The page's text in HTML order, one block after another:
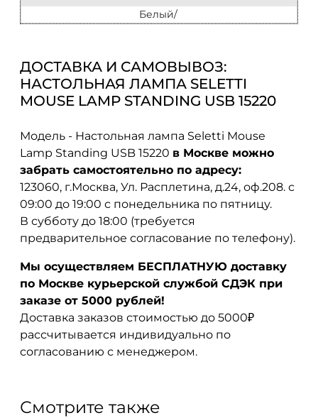
Белый/
ДОСТАВКА И САМОВЫВОЗ:
НАСТОЛЬНАЯ ЛАМПА SELETTI
MOUSE LAMP STANDING USB 15220
Модель - Настольная лампа Seletti Mouse
Lamp Standing USB 15220 в Москве можно
забрать самостоятельно по адресу:
123060, г.Москва, Ул. Расплетина, д.24, оф.208. с
09:00 до 19:00 с понедельника по пятницу.
В субботу до 18:00 (требуется
предварительное согласование по телефону).
Мы осуществляем БЕСПЛАТНУЮ доставку
по Москве курьерской службой СДЭК при
заказе от 5000 рублей!
Доставка заказов стоимостью до 5000₽
рассчитывается индивидуально по
согласованию с менеджером.
Смотрите также